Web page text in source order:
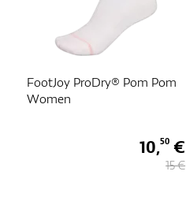
FootJoy ProDry® Pom Pom
Women
10,50 €
15 €